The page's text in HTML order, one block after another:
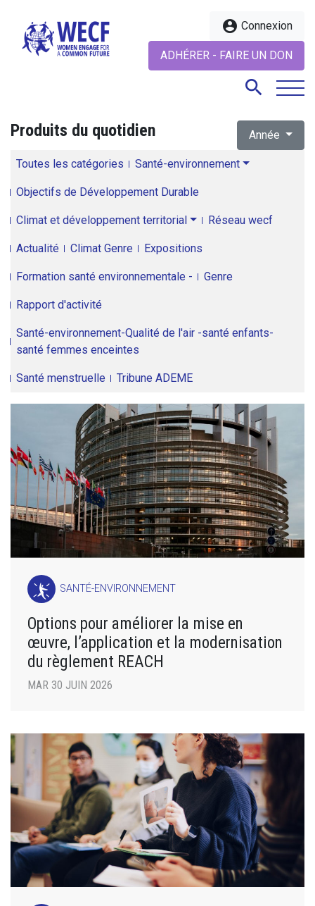
account_circle Connexion
ADHÉRER - FAIRE UN DON
search
Produits du quotidien Année
Toutes les catégories Santé-environnement
Objectifs de Développement Durable
Climat et développement territorial Réseau wecf
Actualité Climat Genre Expositions
Formation santé environnementale - Genre
Rapport d'activité
Santé-environnement-Qualité de l'air -santé enfants-
santé femmes enceintes
Santé menstruelle Tribune ADEME
SANTÉ-ENVIRONNEMENT
Options pour améliorer la mise en
œuvre, l’application et la modernisation
du règlement REACH
MAR 30 JUIN 2026